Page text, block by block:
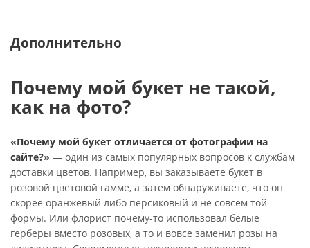
Дополнительно
Почему мой букет не такой,
как на фото?
«Почему мой букет отличается от фотографии на
сайте?» — один из самых популярных вопросов к службам
доставки цветов. Например, вы заказываете букет в
розовой цветовой гамме, а затем обнаруживаете, что он
скорее оранжевый либо персиковый и не совсем той
формы. Или флорист почему-то использовал белые
герберы вместо розовых, а то и вовсе заменил розы на